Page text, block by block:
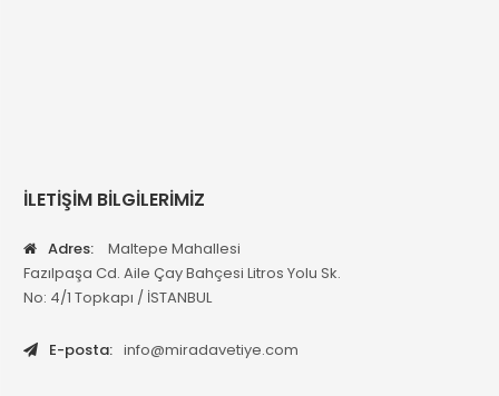
İLETİŞİM BİLGİLERİMİZ
Adres:
Maltepe Mahallesi
Fazılpaşa Cd. Aile Çay Bahçesi Litros Yolu Sk.
No: 4/1 Topkapı / İSTANBUL
E-posta: info@miradavetiye.com